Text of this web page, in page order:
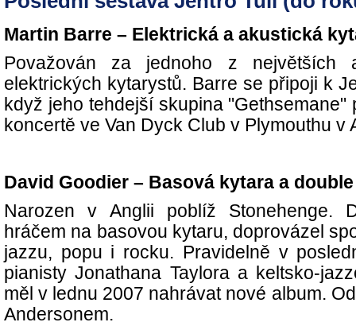
Martin Barre – Elektrická a akustická
Považován za jednoho z největších
elektrických kytarystů. Barre se připoji k
když jeho tehdejší skupina "Gethsemane"
koncertě ve Van Dyck Club v Plymouthu v
David Goodier – Basová kytara a
Narozen v Anglii poblíž Stonehenge.
hráčem na basovou kytaru, doprovázel
jazzu, popu i rocku. Pravidelně v
pianisty Jonathana Taylora a keltsko-
měl v lednu 2007 nahrávat nové album.
Andersonem.